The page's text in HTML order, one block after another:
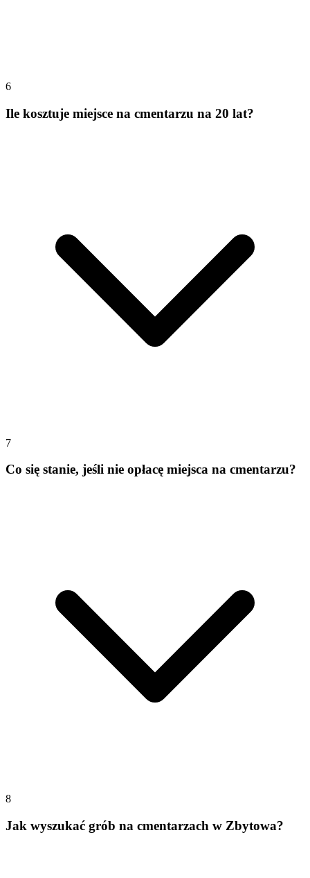
6
Ile kosztuje miejsce na cmentarzu na 20 lat?
7
Co się stanie, jeśli nie opłacę miejsca na cmentarzu?
8
Jak wyszukać grób na cmentarzach w Zbytowa?